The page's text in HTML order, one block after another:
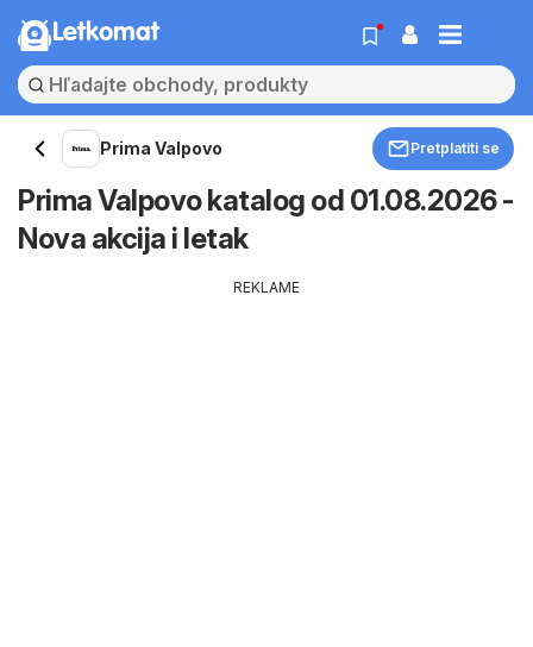
Letkomat
Prima Valpovo Pretplatiti se
Prima Valpovo katalog od 01.08.2026 -
Nova akcija i letak
REKLAME